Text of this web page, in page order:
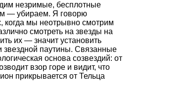
незримые, бесплотные
— убираем. Я говорю
когда мы неотрывно смотрим
смотреть на звезды на
их — значит установить
звездной паутины. Связанные
основа созвездий: от
взор горе и видит, что
прикрывается от Тельца